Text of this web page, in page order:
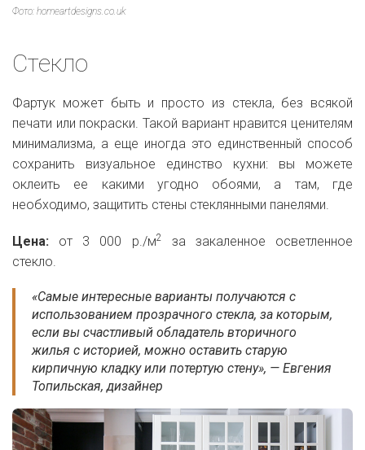
Фото: homeartdesigns.co.uk
Стекло
Фартук может быть и просто из стекла, без всякой
печати или покраски. Такой вариант нравится ценителям
минимализма, а еще иногда это единственный способ
сохранить визуальное единство кухни: вы можете
оклеить ее какими угодно обоями, а там, где
необходимо, защитить стены стеклянными панелями.
Цена: от 3 000 р./м2
за закаленное осветленное
стекло.
«Самые интересные варианты получаются с
использованием прозрачного стекла, за которым,
если вы счастливый обладатель вторичного
жилья с историей, можно оставить старую
кирпичную кладку или потертую стену», — Евгения
Топильская, дизайнер